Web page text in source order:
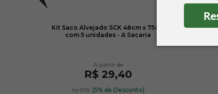
Kit Saco Alvejado SCK 48cm x 75cm
com 5 unidades - A Sacaria
R$ 29,40
no PIX (5% de Desconto)